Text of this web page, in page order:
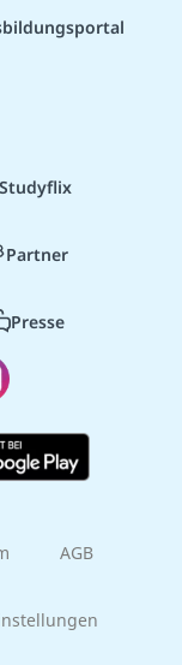
Partner
Presse
AGB